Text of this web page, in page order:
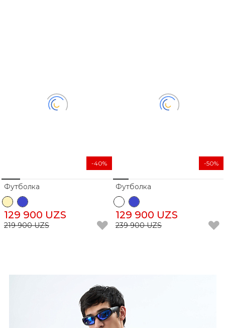
Футболка
129 900 UZS
219 900 UZS
-40%
Футболка
129 900 UZS
239 900 UZS
-50%